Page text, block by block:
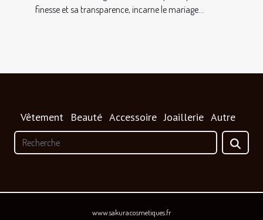
finesse et sa transparence, incarne le mariage...
Vêtement Beauté Accessoire Joaillerie Autre
www.sakuracosmetiques.fr